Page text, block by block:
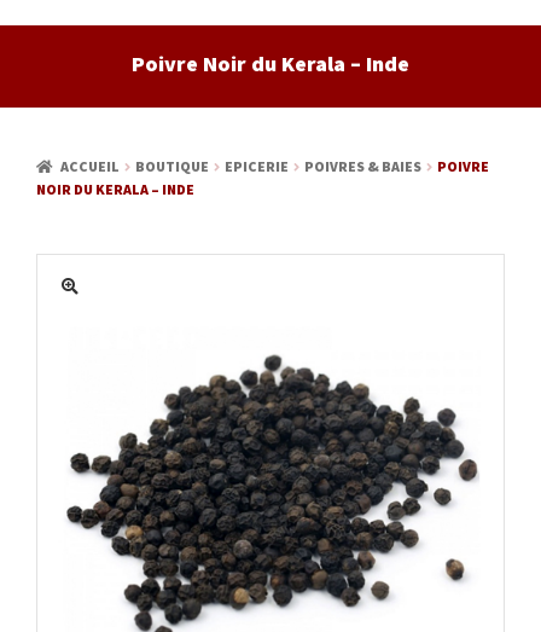
ACCUEIL
CAVE
ACTUALITÉS
Poivre Noir du Kerala – Inde
ACCUEIL BOUTIQUE EPICERIE POIVRES & BAIES
POIVRE
NOIR DU KERALA – INDE